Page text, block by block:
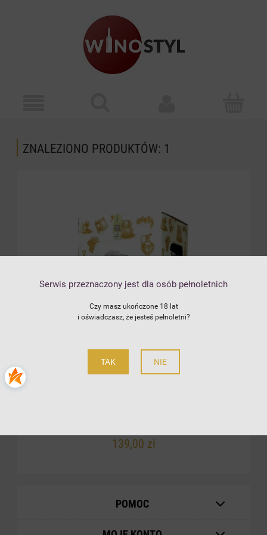
Serwis przeznaczony jest dla osób pełnoletnich
Czy masz ukończone 18 lat
i oświadczasz, że jesteś pełnoletni?
TAK NIE
ZNALEZIONO PRODUKTÓW: 1
139,00 zł
POMOC